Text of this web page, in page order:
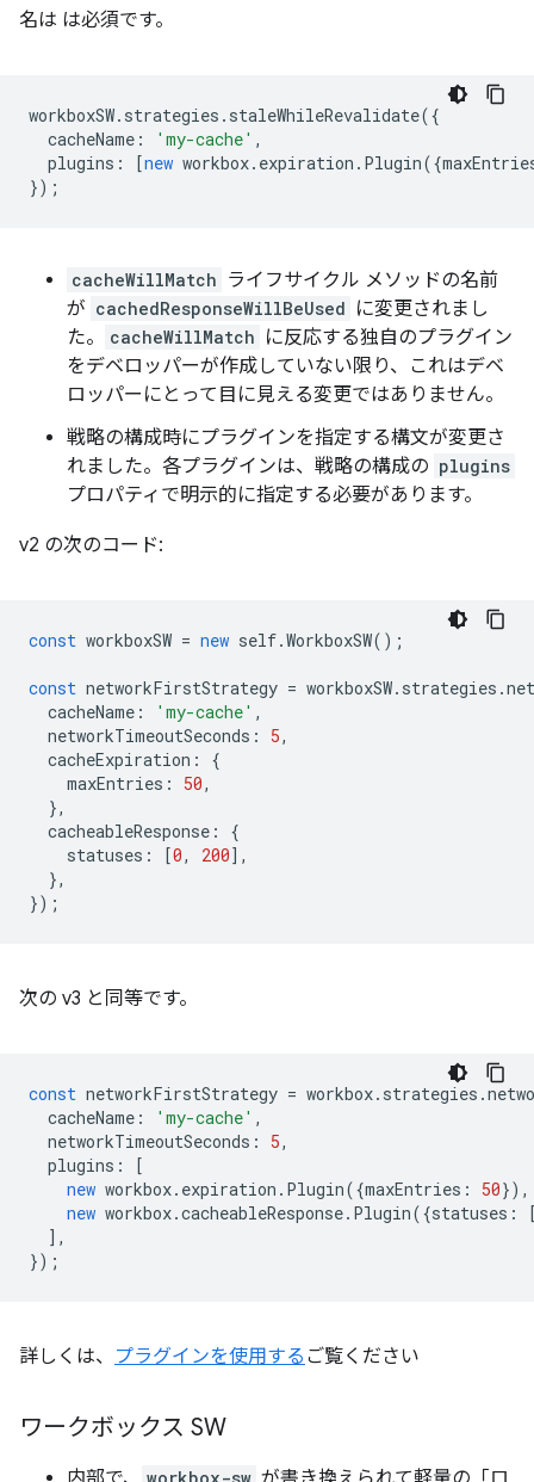
名は は必須です。
workboxSW. strategies . staleWhileRevalidate({
cacheName : 'my-cache' ,
plugins : [new workbox. expiration . Plugin({
});
cacheWillMatch ライフサイクル メソッドの名前
が cachedResponseWillBeUsed に変更されまし
た。
cacheWillMatch に反応する独自のプラグイン
をデベロッパーが作成していない限り、これはデベ
ロッパーにとって目に見える変更ではありません。
戦略の構成時にプラグインを指定する構文が変更さ
れました。各プラグインは、戦略の構成の plugins
プロパティで明示的に指定する必要があります。
v2 の次のコード:
const workboxSW = new self.WorkboxSW();
const networkFirstStrategy = workboxSW. strategies .
cacheName : 'my-cache' ,
networkTimeoutSeconds : 5,
cacheExpiration :
{
maxEntries : 50,
},
cacheableResponse :
{
statuses : [0, 200],
},
});
次の v3 と同等です。
const networkFirstStrategy = workbox. strategies .
cacheName : 'my-cache' ,
networkTimeoutSeconds : 5,
plugins :
[
new workbox. expiration . Plugin({maxEntries : 50}),
new workbox.cacheableResponse. Plugin({statuses :
],
});
詳しくは、 プラグインを使用する ご覧ください
ワークボックス SW